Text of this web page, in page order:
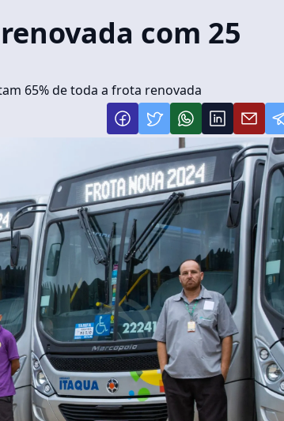
com 25
65% de toda a frota renovada